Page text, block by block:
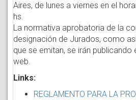
Aires, de lunes a viernes en el
hs.
La normativa aprobatoria de la
designación de Jurados, como
que se emitan, se irán
web.
Links:
REGLAMENTO PARA LA